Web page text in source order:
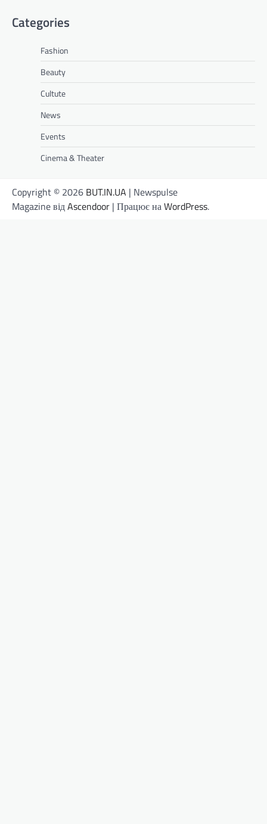
Categories
Fashion
Beauty
Cultute
News
Events
Cinema & Theater
Copyright © 2026 BUT.IN.UA | Newspulse
Magazine відAscendoor | Працює наWordPress.